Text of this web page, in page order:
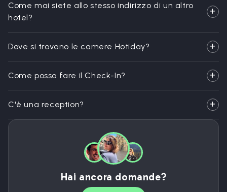
Come mai siete allo stesso indirizzo di un altro
hotel?
Dove si trovano le camere Hotiday?
Come posso fare il Check-In?
C'è una reception?
Hai ancora domande?